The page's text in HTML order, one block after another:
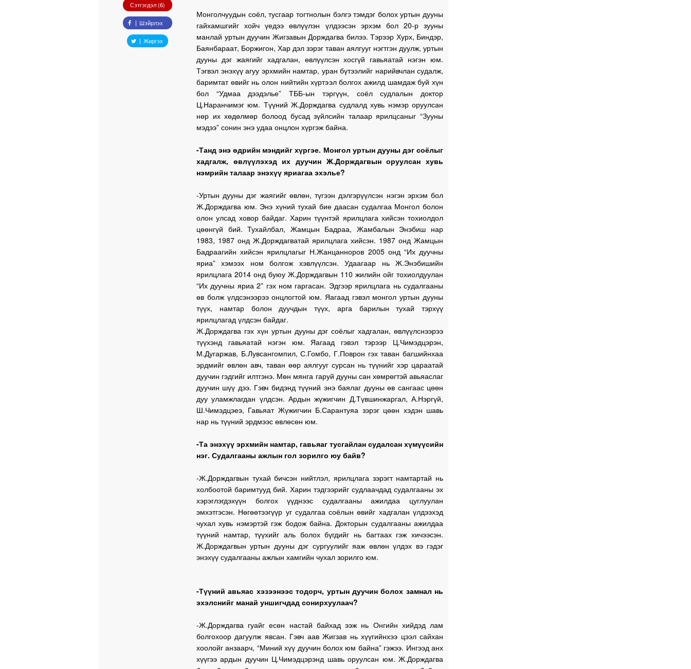
Сэтгэгдэл (6)
Шэйрлэх
Жиргэх
Монголчуудын соёл, тусгаар тогтнолын бэлгэ тэмдэг болох уртын дууны
гайхамшгийг хойч үедээ өвлүүлэн үлдээсэн эрхэм бол 20-р зууны
манлай уртын дуучин Жигзавын Дорждагва билээ. Тэрээр Хурх, Биндэр,
Баянбараат, Боржигон, Хар дэл зэрэг таван аялгууг нэгтгэн дуулж, уртын
дууны дэг жаягийг хадгалан, өвлүүлсэн хосгүй гавьяатай нэгэн юм.
Тэгвэл энэхүү агуу эрхмийн намтар, уран бүтээлийг нарийвчлан судалж,
баримтат өвийг нь олон нийтийн хүртээл болгох ажилд шамдаж буй хүн
бол “Удмаа дээдэлье” ТББ-ын тэргүүн, соёл судлалын доктор
Ц.Наранчимэг юм. Түүний Ж.Дорждагва судлалд хувь нэмэр оруулсан
нөр их хөдөлмөр болоод бусад зүйлсийн талаар ярилцсаныг “Зууны
мэдээ” сонин энэ удаа онцлон хүргэж байна.
-Танд энэ өдрийн мэндийг хүргэе. Монгол уртын дууны дэг соёлыг
хадгалж, өвлүүлэхэд их дуучин Ж.Дорждагвын оруулсан хувь
нэмрийн талаар энэхүү яриагаа эхэлье?
-Уртын дууны дэг жаягийг өвлөн, түгээн дэлгэрүүлсэн нэгэн эрхэм бол
Ж.Дорждагва юм. Энэ хүний тухай бие даасан судалгаа Монгол болон
олон улсад ховор байдаг. Харин түүнтэй ярилцлага хийсэн тохиолдол
цөөнгүй бий. Тухайлбал, Жамцын Бадраа, Жамбалын Энэбиш нар
1983, 1987 онд Ж.Дорждагватай ярилцлага хийсэн. 1987 онд Жамцын
Бадраагийн хийсэн ярилцлагыг Н.Жанцанноров 2005 онд “Их дуучны
яриа” хэмээх ном болгож хэвлүүлсэн. Удаагаар нь Ж.Энэбишийн
ярилцлага 2014 онд буюу Ж.Дорждагвын 110 жилийн ойг тохиолдуулан
“Их дуучны яриа 2” гэх ном гаргасан. Эдгээр ярилцлага нь судалгааны
өв болж үлдсэнээрээ онцлогтой юм. Яагаад гэвэл монгол уртын дууны
түүх, намтар болон дуучдын түүх, арга барилын тухай тэрхүү
ярилцлагад үлдсэн байдаг.
Ж.Дорждагва гэх хүн уртын дууны дэг соёлыг хадгалан, өвлүүлснээрээ
түүхэнд гавьяатай нэгэн юм. Яагаад гэвэл тэрээр Ц.Чимэдцэрэн,
М.Дугаржав, Б.Лувсангомпил, С.Гомбо, Г.Поврон гэх таван багшийнхаа
эрдмийг өвлөн авч, таван өөр аялгууг сурсан нь түүнийг хэр цараатай
дуучин гэдгийг илтгэнэ. Мөн мянга гаруй дууны сан хөмрөгтэй авьяаслаг
дуучин шүү дээ. Гэвч бидэнд түүний энэ баялаг дууны өв сангаас цөөн
дуу уламжлагдан үлдсэн. Ардын жүжигчин Д.Түвшинжаргал, А.Нэргүй,
Ш.Чимэдцэеэ, Гавьяат Жүжигчин Б.Сарантуяа зэрэг цөөн хэдэн шавь
нар нь түүний эрдмээс өвлөсөн юм.
-Та энэхүү эрхмийн намтар, гавьяаг тусгайлан судалсан хүмүүсийн
нэг. Судалгааны ажлын гол зорилго юу байв?
-Ж.Дорждагвын тухай бичсэн нийтлэл, ярилцлага зэрэгт намтартай нь
холбоотой баримтууд бий. Харин тэдгээрийг судлаачдад судалгааны эх
хэрэглэгдэхүүн болгох үүднээс судалгааны ажилдаа цуглуулан
эмхэтгэсэн. Нөгөөтээгүүр уг судалгаа соёлын өвийг хадгалан үлдээхэд
чухал хувь нэмэртэй гэж бодож байна. Докторын судалгааны ажилдаа
түүний намтар, түүхийг аль болох бүгдийг нь багтаах гэж хичээсэн.
Ж.Дорждагвын уртын дууны дэг сургуулийг яаж өвлөн үлдэх вэ гэдэг
энэхүү судалгааны ажлын хамгийн чухал зорилго юм.
-Түүний авьяас хэзээнээс тодорч, уртын дуучин болох замнал нь
эхэлснийг манай уншигчдад сонирхуулаач?
-Ж.Дорждагва гуайг есөн настай байхад ээж нь Онгийн хийдэд лам
болгохоор дагуулж явсан. Гэвч аав Жигзав нь хүүгийнхээ цээл сайхан
хоолойг анзаарч, “Миний хүү дуучин болох юм байна” гэжээ. Ингээд анх
хүүгээ ардын дуучин Ц.Чимэдцэрэнд шавь оруулсан юм. Ж.Дорждагва